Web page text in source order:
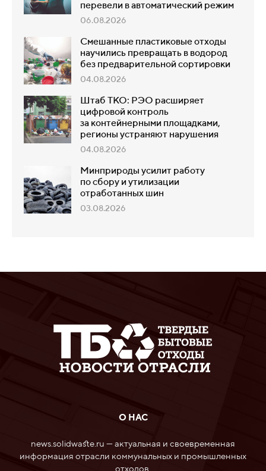
перевели в автоматический режим
06.08.2026
Смешанные пластиковые отходы
научились превращать в водород
без предварительной сортировки
04.08.2026
Штаб ТКО: РЭО расширяет
цифровой контроль
за контейнерными площадками,
регионы устраняют нарушения
04.08.2026
Минприроды усилит работу
по сбору и утилизации
отработанных шин
03.08.2026
О НАС
news.solidwaste.ru — актуальная и своевременная
информация отрасли коммунальных и промышленных
отходов.